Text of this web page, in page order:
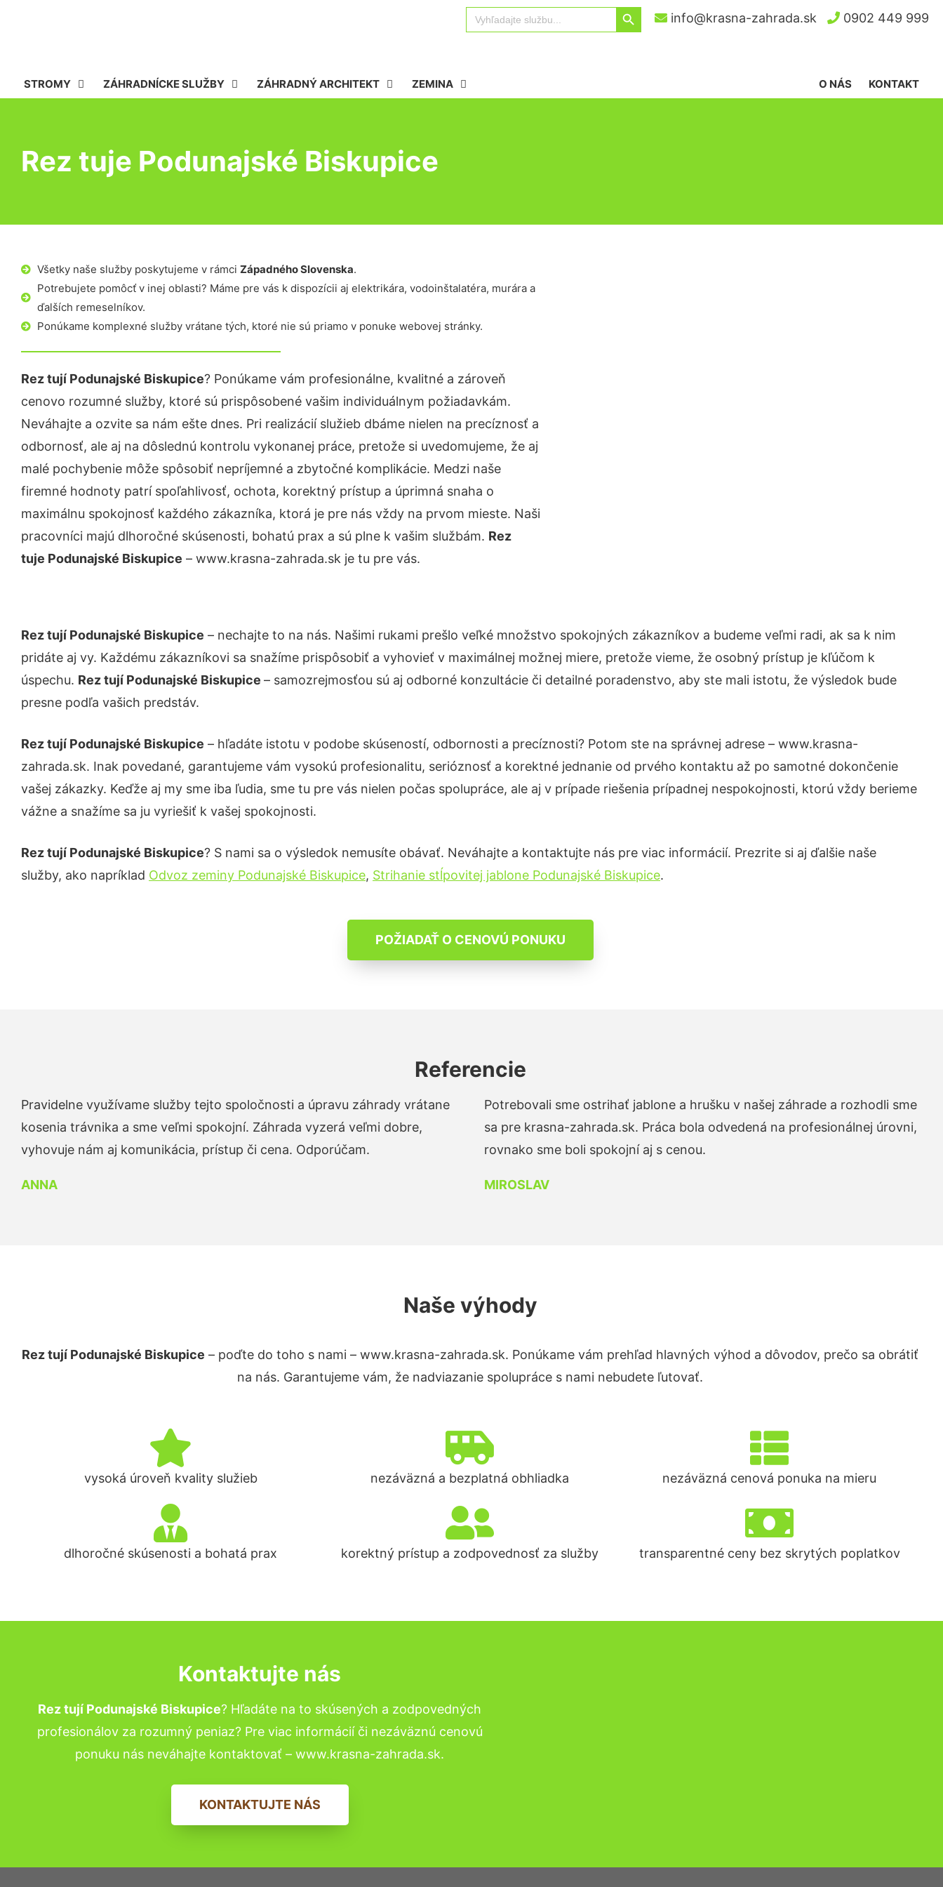
Search
for:
Search Button
info@krasna-zahrada.sk 0902 449 999
STROMY ZÁHRADNÍCKE SLUŽBY ZÁHRADNÝ ARCHITEKT ZEMINA KONTAKT
O NÁS
Rez tuje Podunajské Biskupice
Všetky naše služby poskytujeme v rámci Západného Slovenska.
Potrebujete pomôcť v inej oblasti? Máme pre vás k dispozícii aj elektrikára, vodoinštalatéra, murára a
ďalších remeselníkov.
Ponúkame komplexné služby vrátane tých, ktoré nie sú priamo v ponuke webovej stránky.
Rez tují Podunajské Biskupice? Ponúkame vám profesionálne, kvalitné a zároveň
cenovo rozumné služby, ktoré sú prispôsobené vašim individuálnym požiadavkám.
Neváhajte a ozvite sa nám ešte dnes. Pri realizácií služieb dbáme nielen na precíznosť a
odbornosť, ale aj na dôslednú kontrolu vykonanej práce, pretože si uvedomujeme, že aj
malé pochybenie môže spôsobiť nepríjemné a zbytočné komplikácie. Medzi naše
firemné hodnoty patrí spoľahlivosť, ochota, korektný prístup a úprimná snaha o
maximálnu spokojnosť každého zákazníka, ktorá je pre nás vždy na prvom mieste. Naši
pracovníci majú dlhoročné skúsenosti, bohatú prax a sú plne k vašim službám. Rez
tuje Podunajské Biskupice – www.krasna-zahrada.sk je tu pre vás.
Rez tují Podunajské Biskupice – nechajte to na nás. Našimi rukami prešlo veľké množstvo spokojných zákazníkov a budeme veľmi radi, ak sa k nim
pridáte aj vy. Každému zákazníkovi sa snažíme prispôsobiť a vyhovieť v maximálnej možnej miere, pretože vieme, že osobný prístup je kľúčom k
úspechu. Rez tují Podunajské Biskupice – samozrejmosťou sú aj odborné konzultácie či detailné poradenstvo, aby ste mali istotu, že výsledok bude
presne podľa vašich predstáv.
Rez tují Podunajské Biskupice – hľadáte istotu v podobe skúseností, odbornosti a precíznosti? Potom ste na správnej adrese – www.krasna-
zahrada.sk. Inak povedané, garantujeme vám vysokú profesionalitu, serióznosť a korektné jednanie od prvého kontaktu až po samotné dokončenie
vašej zákazky. Keďže aj my sme iba ľudia, sme tu pre vás nielen počas spolupráce, ale aj v prípade riešenia prípadnej nespokojnosti, ktorú vždy berieme
vážne a snažíme sa ju vyriešiť k vašej spokojnosti.
Rez tují Podunajské Biskupice? S nami sa o výsledok nemusíte obávať. Neváhajte a kontaktujte nás pre viac informácií. Prezrite si aj ďalšie naše
služby, ako napríklad Odvoz zeminy Podunajské Biskupice, Strihanie stĺpovitej jablone Podunajské Biskupice.
POŽIADAŤ O CENOVÚ PONUKU
Referencie
Pravidelne využívame služby tejto spoločnosti a úpravu záhrady vrátane
kosenia trávnika a sme veľmi spokojní. Záhrada vyzerá veľmi dobre,
vyhovuje nám aj komunikácia, prístup či cena. Odporúčam.
ANNA
Potrebovali sme ostrihať jablone a hrušku v našej záhrade a rozhodli sme
sa pre krasna-zahrada.sk. Práca bola odvedená na profesionálnej úrovni,
rovnako sme boli spokojní aj s cenou.
MIROSLAV
Naše výhody
Rez tují Podunajské Biskupice – poďte do toho s nami – www.krasna-zahrada.sk. Ponúkame vám prehľad hlavných výhod a dôvodov, prečo sa obrátiť
na nás. Garantujeme vám, že nadviazanie spolupráce s nami nebudete ľutovať.
vysoká úroveň kvality služieb nezáväzná a bezplatná obhliadka nezáväzná cenová ponuka na mieru
dlhoročné skúsenosti a bohatá prax korektný prístup a zodpovednosť za služby transparentné ceny bez skrytých poplatkov
Kontaktujte nás
Rez tují Podunajské Biskupice? Hľadáte na to skúsených a zodpovedných
profesionálov za rozumný peniaz? Pre viac informácií či nezáväznú cenovú
ponuku nás neváhajte kontaktovať – www.krasna-zahrada.sk.
KONTAKTUJTE NÁS